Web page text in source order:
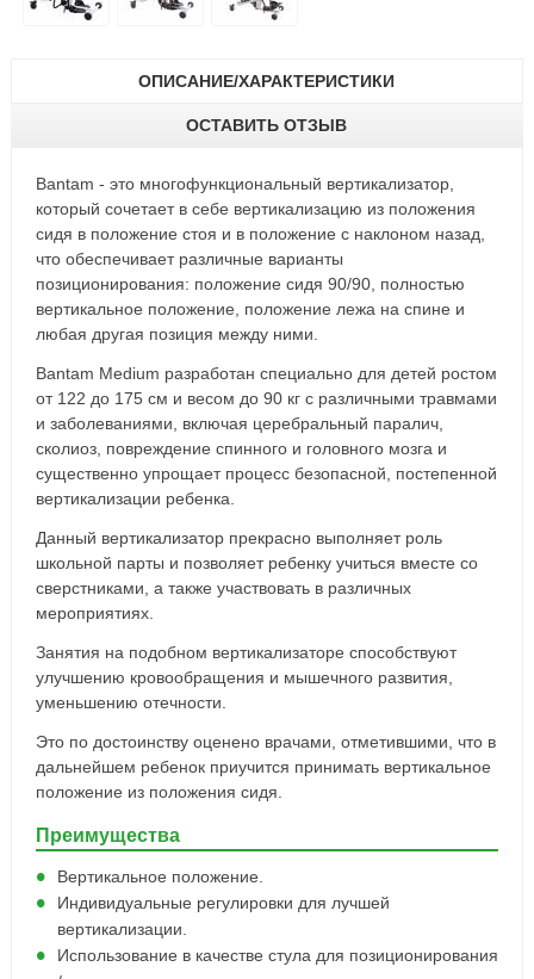
ОПИСАНИЕ/ХАРАКТЕРИСТИКИ
ОСТАВИТЬ ОТЗЫВ
Bantam - это многофункциональный вертикализатор,
который сочетает в себе вертикализацию из положения
сидя в положение стоя и в положение с наклоном назад,
что обеспечивает различные варианты
позиционирования: положение сидя 90/90, полностью
вертикальное положение, положение лежа на спине и
любая другая позиция между ними.
Bantam Medium разработан специально для детей ростом
от 122 до 175 см и весом до 90 кг с различными травмами
и заболеваниями, включая церебральный паралич,
сколиоз, повреждение спинного и головного мозга и
существенно упрощает процесс безопасной, постепенной
вертикализации ребенка.
Данный вертикализатор прекрасно выполняет роль
школьной парты и позволяет ребенку учиться вместе со
сверстниками, а также участвовать в различных
мероприятиях.
Занятия на подобном вертикализаторе способствуют
улучшению кровообращения и мышечного развития,
уменьшению отечности.
Это по достоинству оценено врачами, отметившими, что в
дальнейшем ребенок приучится принимать вертикальное
положение из положения сидя.
Преимущества
Вертикальное положение.
Индивидуальные регулировки для лучшей
вертикализации.
Использование в качестве стула для позиционирования